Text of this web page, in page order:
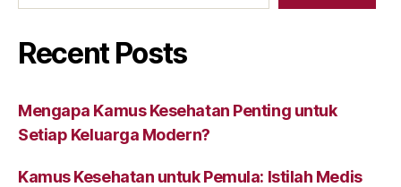
Recent Posts
Mengapa Kamus Kesehatan Penting untuk
Setiap Keluarga Modern?
Kamus Kesehatan untuk Pemula: Istilah Medis